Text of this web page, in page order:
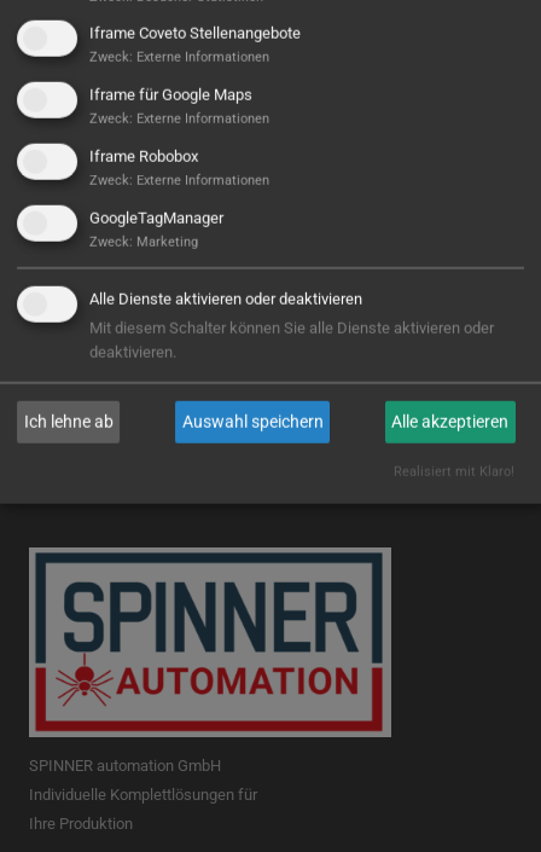
CNC Center Northeim GmbH
WEITERLESEN
SPINNER automation GmbH
Individuelle Komplettlösungen für
Ihre Produktion
Iframe Coveto Stellenangebote
Zweck: Externe Informationen
Iframe für Google Maps
Zweck: Externe Informationen
Iframe Robobox
Zweck: Externe Informationen
GoogleTagManager
Zweck: Marketing
Alle Dienste aktivieren oder deaktivieren
Mit diesem Schalter können Sie alle Dienste aktivieren oder
deaktivieren.
Ich lehne ab Auswahl speichern Alle akzeptieren
Realisiert mit Klaro!